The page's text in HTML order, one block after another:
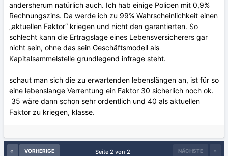
andersherum natürlich auch. Ich hab einige Policen mit 0,9%
Rechnungszins. Da werde ich zu 99% Wahrscheinlichkeit einen
„aktuellen Faktor“ kriegen und nicht den garantierten. So
schlecht kann die Ertragslage eines Lebensversicherers gar
nicht sein, ohne das sein Geschäftsmodell als
Kapitalsammelstelle grundlegend infrage steht.
schaut man sich die zu erwartenden lebenslängen an, ist für so
eine lebenslange Verrentung ein Faktor 30 sicherlich noch ok.
35 wäre dann schon sehr ordentlich und 40 als aktuellen
Faktor zu kriegen, klasse.
VORHERIGE NÄCHSTE
Seite 2 von 2